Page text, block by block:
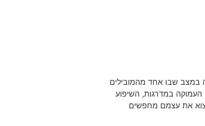
במצב שבו אחד מהמובילים
במדרגות, השיפוע
את עצמם מחפשים